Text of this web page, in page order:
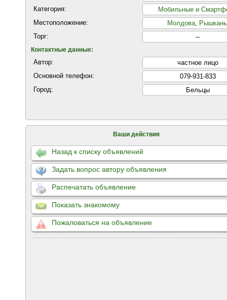
Категория:
Мобильные и
Местоположение:
Молдова,
Торг:
--
Контактные данные:
Автор:
частнoе лицo
Основной телефон:
079-931-833
Город:
Бельцы
Ваши действия
Назад к списку объявлений
Задать вопрос автору объявления
Распечатать объявление
Показать знакомому
Пожаловаться на объявление